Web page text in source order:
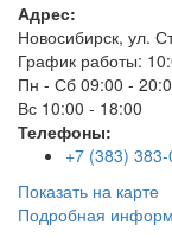
Адрес:
Новосибирск, ул.
График работы:
Пн - Сб 09:00 -
Вс 10:00 - 18:00
Телефоны:
+7 (383) 383-
Показать на карте
Подробная